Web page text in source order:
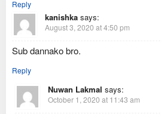
Reply
kanishka says:
August 3, 2020 at 4:50 pm
Sub dannako bro.
Reply
Nuwan Lakmal says:
October 1, 2020 at 11:43 am